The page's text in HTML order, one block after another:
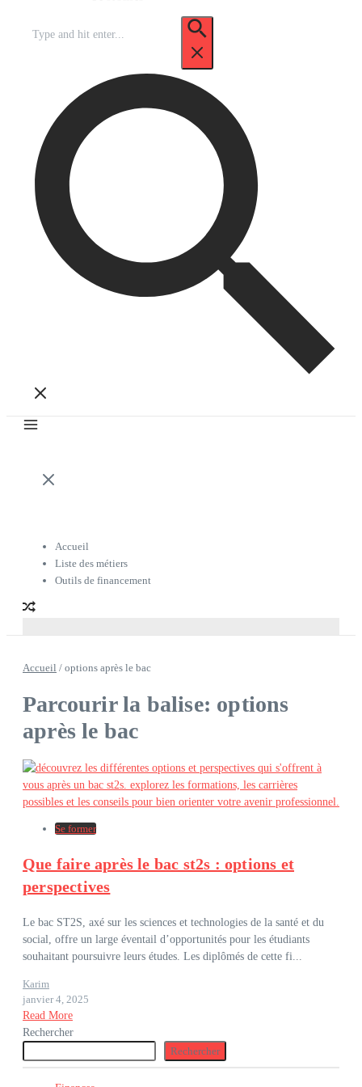
pour
Accueil
Liste des métiers
Outils de financement
Accueil / options après le bac
Parcourir la balise: options
après le bac
Se former
Que faire après le bac st2s : options et
perspectives
Le bac ST2S, axé sur les sciences et technologies de la santé et du
social, offre un large éventail d’opportunités pour les étudiants
souhaitant poursuivre leurs études. Les diplômés de cette fi...
Karim
janvier 4, 2025
Read More
Rechercher
Rechercher